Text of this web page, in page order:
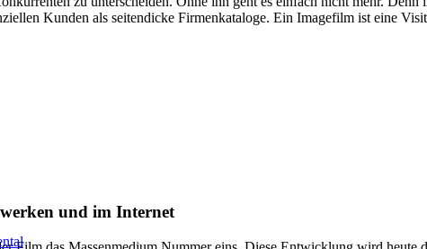
Kunden als seitendicke Firmenkataloge. Ein Imagefilm ist eine
und im Inter­net